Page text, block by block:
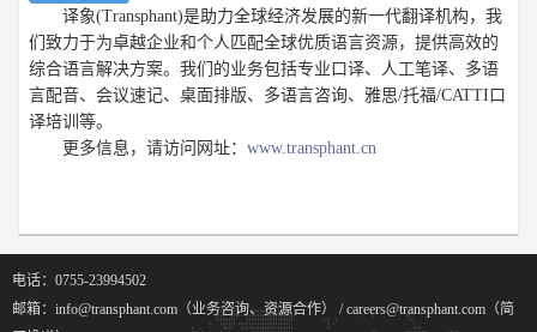
译象(Transphant)是助力全球经济发展的新一代翻译机构，我
们致力于为卓越企业和个人匹配全球优质语言资源，提供高效的
综合语言解决方案。我们的业务包括专业口译、人工笔译、多语
言配音、会议速记、桌面排版、多语言咨询、雅思/托福/CATTI口
译培训等。
更多信息，请访问网址： www.transphant.cn
电话：0755-23994502
邮箱：info@transphant.com（业务咨询、资源合作） / careers@transphant.com（简